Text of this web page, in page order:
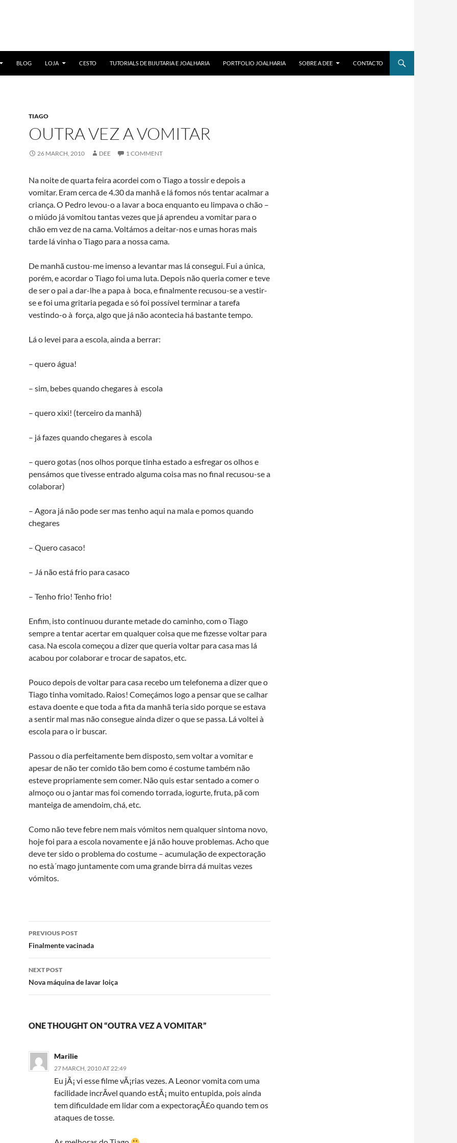
BLOG LOJA CESTO TUTORIALS DE BIJUTARIA E JOALHARIA PORTFOLIO JOALHARIA SOBRE A DEE CONTACTO
TIAGO
OUTRA VEZ A VOMITAR
26 MARCH, 2010 DEE 1 COMMENT
Na noite de quarta feira acordei com o Tiago a tossir e depois a
vomitar. Eram cerca de 4.30 da manhã e lá fomos nós tentar acalmar a
criança. O Pedro levou-o a lavar a boca enquanto eu limpava o chão –
o miúdo já vomitou tantas vezes que já aprendeu a vomitar para o
chão em vez de na cama. Voltámos a deitar-nos e umas horas mais
tarde lá vinha o Tiago para a nossa cama.
De manhã custou-me imenso a levantar mas lá consegui. Fui a única,
porém, e acordar o Tiago foi uma luta. Depois não queria comer e teve
de ser o pai a dar-lhe a papa à boca, e finalmente recusou-se a vestir-
se e foi uma gritaria pegada e só foi possível terminar a tarefa
vestindo-o à força, algo que já não acontecia há bastante tempo.
Lá o levei para a escola, ainda a berrar:
– quero água!
– sim, bebes quando chegares à escola
– quero xixi! (terceiro da manhã)
– já fazes quando chegares à escola
– quero gotas (nos olhos porque tinha estado a esfregar os olhos e
pensámos que tivesse entrado alguma coisa mas no final recusou-se a
colaborar)
– Agora já não pode ser mas tenho aqui na mala e pomos quando
chegares
– Quero casaco!
– Já não está frio para casaco
– Tenho frio! Tenho frio!
Enfim, isto continuou durante metade do caminho, com o Tiago
sempre a tentar acertar em qualquer coisa que me fizesse voltar para
casa. Na escola começou a dizer que queria voltar para casa mas lá
acabou por colaborar e trocar de sapatos, etc.
Pouco depois de voltar para casa recebo um telefonema a dizer que o
Tiago tinha vomitado. Raios! Começámos logo a pensar que se calhar
estava doente e que toda a fita da manhã teria sido porque se estava
a sentir mal mas não consegue ainda dizer o que se passa. Lá voltei à
escola para o ir buscar.
Passou o dia perfeitamente bem disposto, sem voltar a vomitar e
apesar de não ter comido tão bem como é costume também não
esteve propriamente sem comer. Não quis estar sentado a comer o
almoço ou o jantar mas foi comendo torrada, iogurte, fruta, pã com
manteiga de amendoim, chá, etc.
Como não teve febre nem mais vómitos nem qualquer sintoma novo,
hoje foi para a escola novamente e já não houve problemas. Acho que
deve ter sido o problema do costume – acumulação de expectoração
no està´mago juntamente com uma grande birra dá muitas vezes
vómitos.
Post
navigation
PREVIOUS POST
Finalmente vacinada
NEXT POST
Nova máquina de lavar loiça
ONE THOUGHT ON “OUTRA VEZ A VOMITAR”
Marilie
27 MARCH, 2010 AT 22:49
Eu jÃ¡ vi esse filme vÃ¡rias vezes. A Leonor vomita com uma
facilidade incrÃ­vel quando estÃ¡ muito entupida, pois ainda
tem dificuldade em lidar com a expectoraçÃ£o quando tem os
ataques de tosse.